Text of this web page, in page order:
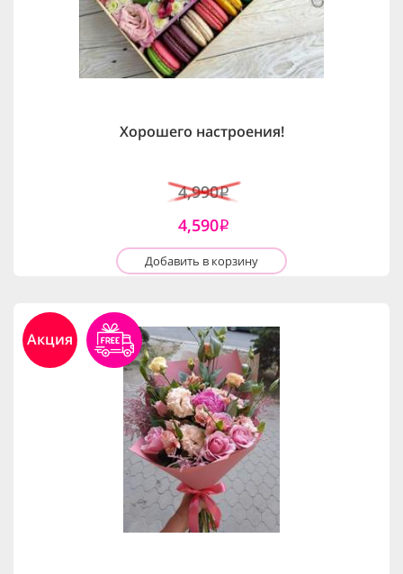
Хорошего настроения!
4,990i
4,590i
Добавить в корзину
Акция